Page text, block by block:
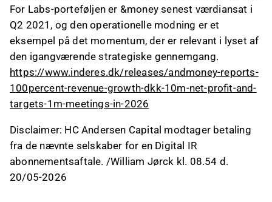
For Labs-porteføljen er &money senest værdiansat i
Q2 2021, og den operationelle modning er et
eksempel på det momentum, der er relevant i lyset af
den igangværende strategiske gennemgang.
https://www.inderes.dk/releases/andmoney-reports-
100percent-revenue-growth-dkk-10m-net-profit-and-
targets-1m-meetings-in-2026
Disclaimer: HC Andersen Capital modtager betaling
fra de nævnte selskaber for en Digital IR
abonnementsaftale. /William Jørck kl. 08.54 d.
20/05-2026